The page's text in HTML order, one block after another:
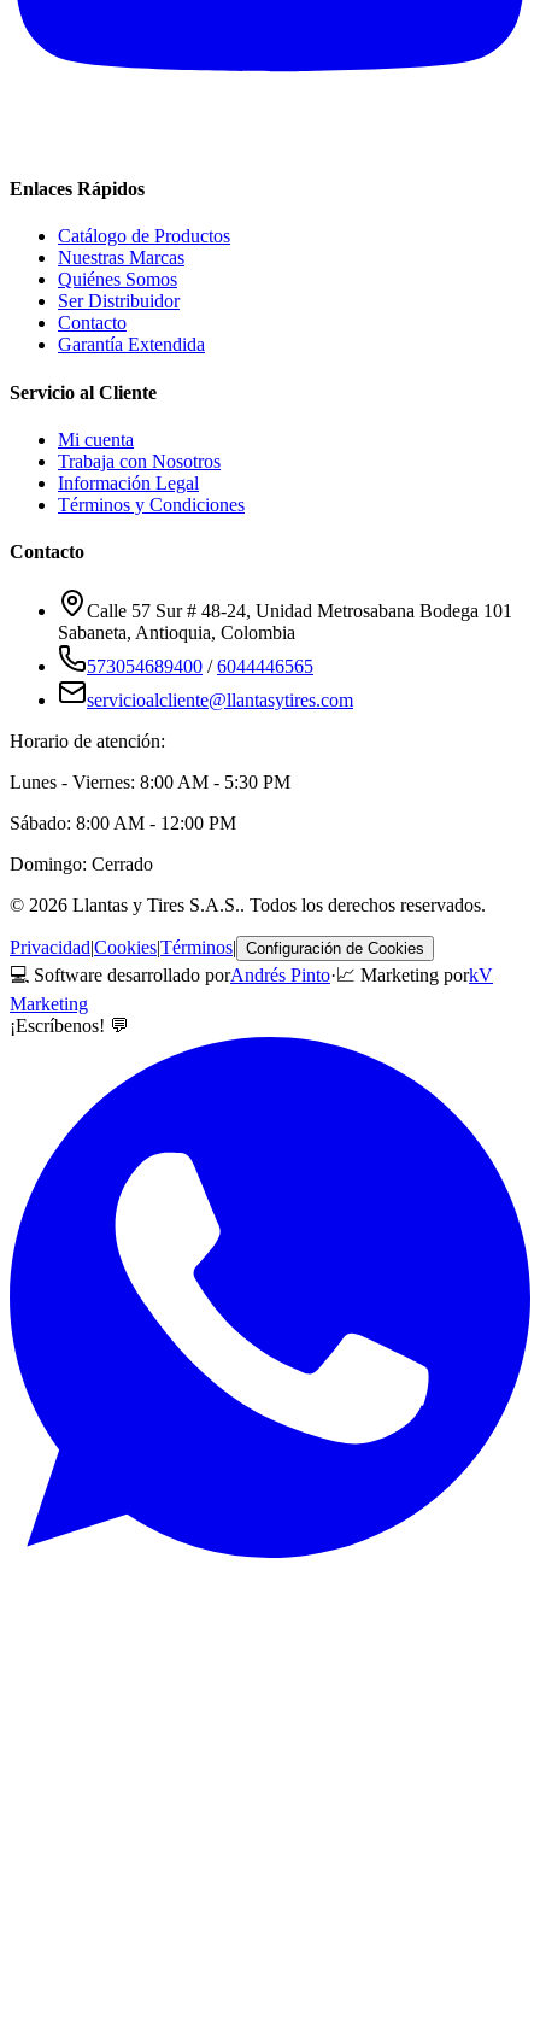
Enlaces Rápidos
Catálogo de Productos
Nuestras Marcas
Quiénes Somos
Ser Distribuidor
Contacto
Garantía Extendida
Servicio al Cliente
Mi cuenta
Trabaja con Nosotros
Información Legal
Términos y Condiciones
Contacto
Calle 57 Sur # 48-24, Unidad Metrosabana Bodega 101
Sabaneta, Antioquia, Colombia
573054689400 /6044446565
servicioalcliente@llantasytires.com
Horario de atención:
Lunes - Viernes: 8:00 AM - 5:30 PM
Sábado: 8:00 AM - 12:00 PM
Domingo: Cerrado
© 2026 Llantas y Tires S.A.S.. Todos los derechos reservados.
Privacidad|Cookies|Términos| Configuración de Cookies
💻 Software desarrollado porAndrés Pinto·📈 Marketing porkV
Marketing
¡Escríbenos! 💬